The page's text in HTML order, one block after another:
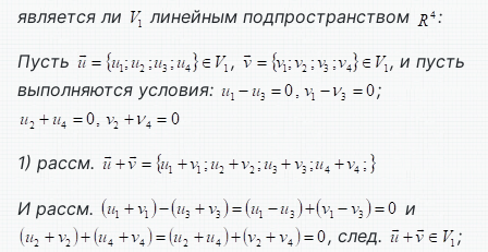
является ли
линейным подпространством :
Пусть ,
, и пусть
выполняются условия:
;
1) рассм.
И рассм.
и
, след.
;